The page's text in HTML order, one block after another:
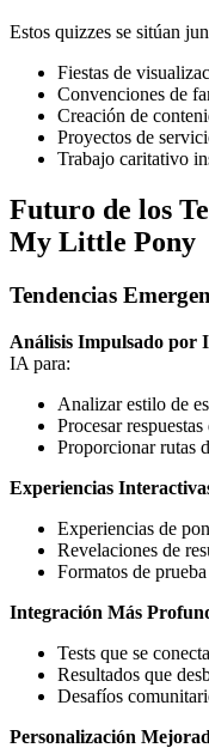
Estos quizzes se sitúan
Fiestas de
Convenciones de
Creación de
Proyectos de
Trabajo caritativo
Futuro de los
My Little Pony
Tendencias
Análisis Impulsado por
IA para:
Analizar estilo de
Procesar
Proporcionar rutas
Experiencias
Experiencias de
Revelaciones de
Formatos de
Integración Más
Tests que se
Resultados que
Desafíos
Personalización